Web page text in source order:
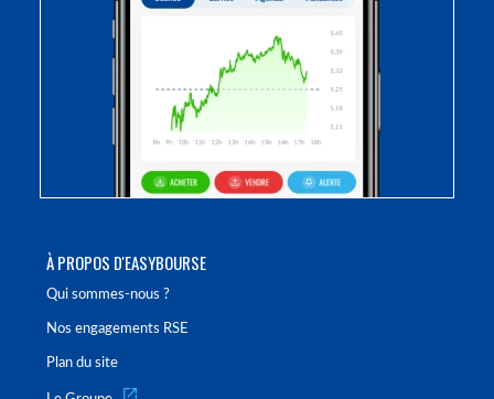
À PROPOS D'EASYBOURSE
Qui sommes-nous ?
Nos engagements RSE
Plan du site